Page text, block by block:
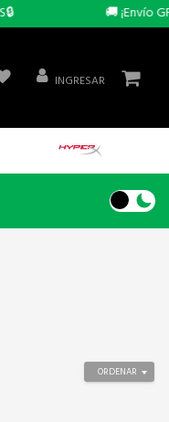
🚚 ¡Envío
INGRESAR
ORDENAR